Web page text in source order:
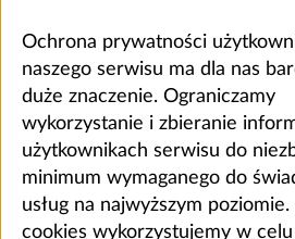
Ochrona prywatności
naszego serwisu ma dla nas
duże znaczenie. Ograniczamy
wykorzystanie i zbieranie
użytkownikach serwisu do
minimum wymaganego do
usług na najwyższym poziomie.
cookies wykorzystujemy w celu